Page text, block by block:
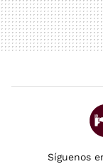
Síguenos